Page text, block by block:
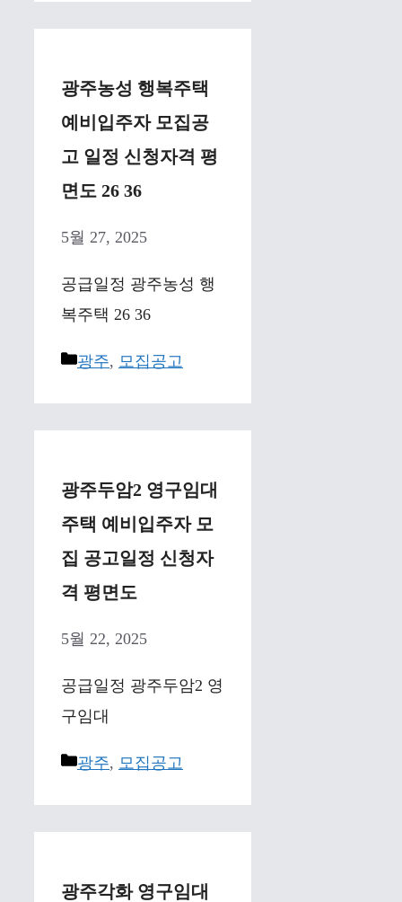
광주농성 행복주택
예비입주자 모집공
고 일정 신청자격 평
면도 26 36
5월 27, 2025
공급일정 광주농성 행
복주택 26 36
Categories
광주, 모집공고
광주두암2 영구임대
주택 예비입주자 모
집 공고일정 신청자
격 평면도
5월 22, 2025
공급일정 광주두암2 영
구임대
Categories
광주, 모집공고
광주각화 영구임대